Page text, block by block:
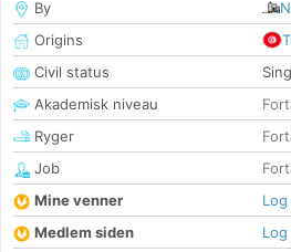
By
Origins
Civil status
Akademisk niveau
Ryger
Job
Mine venner
Medlem siden